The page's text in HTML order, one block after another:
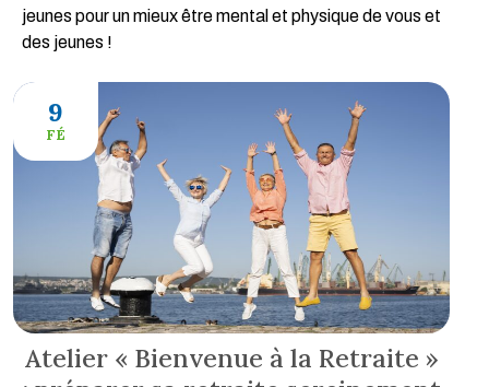
jeunes pour un mieux être mental et physique de vous et
des jeunes !
9
FÉ
Atelier « Bienvenue à la Retraite »